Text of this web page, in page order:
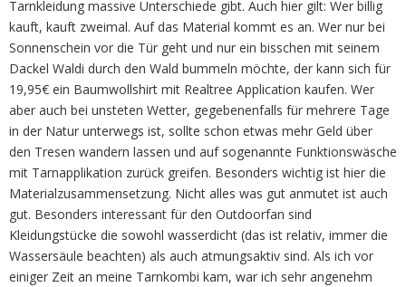
Tarnkleidung massive Unterschiede gibt. Auch hier gilt: Wer billig
kauft, kauft zweimal. Auf das Material kommt es an. Wer nur bei
Sonnenschein vor die Tür geht und nur ein bisschen mit seinem
Dackel Waldi durch den Wald bummeln möchte, der kann sich für
19,95€ ein Baumwollshirt mit Realtree Application kaufen. Wer
aber auch bei unsteten Wetter, gegebenenfalls für mehrere Tage
in der Natur unterwegs ist, sollte schon etwas mehr Geld über
den Tresen wandern lassen und auf sogenannte Funktionswäsche
mit Tarnapplikation zurück greifen. Besonders wichtig ist hier die
Materialzusammensetzung. Nicht alles was gut anmutet ist auch
gut. Besonders interessant für den Outdoorfan sind
Kleidungstücke die sowohl wasserdicht (das ist relativ, immer die
Wassersäule beachten) als auch atmungsaktiv sind. Als ich vor
einiger Zeit an meine Tarnkombi kam, war ich sehr angenehm